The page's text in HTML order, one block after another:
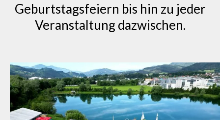
Geburtstagsfeiern bis hin zu jeder
Veranstaltung dazwischen.